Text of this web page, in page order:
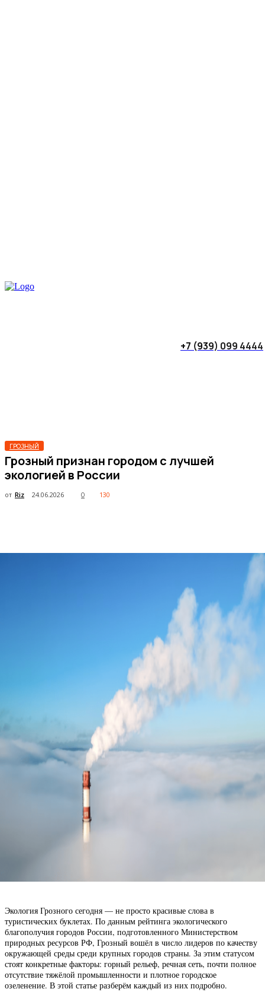
+7 (939) 099 4444
ГРОЗНЫЙ
Грозный признан городом с лучшей
экологией в России
от Riz 24.06.2026 0 130
Экология Грозного сегодня — не просто красивые слова в
туристических буклетах. По данным рейтинга экологического
благополучия городов России, подготовленного Министерством
природных ресурсов РФ, Грозный вошёл в число лидеров по качеству
окружающей среды среди крупных городов страны. За этим статусом
стоят конкретные факторы: горный рельеф, речная сеть, почти полное
отсутствие тяжёлой промышленности и плотное городское
озеленение. В этой статье разберём каждый из них подробно.